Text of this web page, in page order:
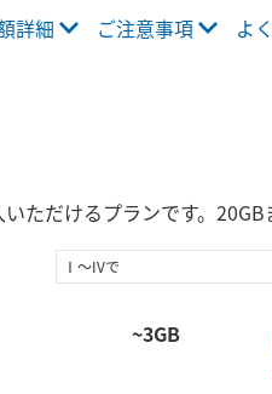
詳細 ご注意事項 よ
ただけるプランです。20GB
Ⅰ～IVで
~3GB